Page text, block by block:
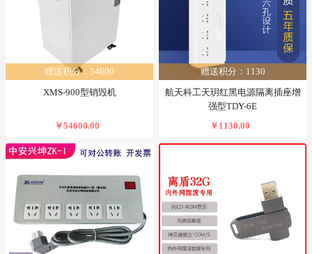
赠送积分：54600
XMS-900型销毁机
￥54600.00
赠送积分：1130
航天科工天玥红黑电源隔离插座增
强型TDY-6E
￥1130.00